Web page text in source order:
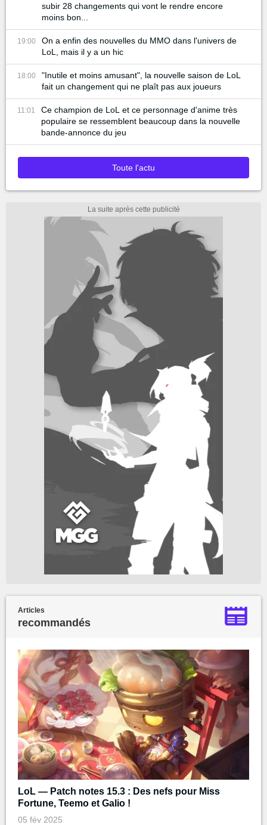
subir 28 changements qui vont le rendre encore
moins bon...
19:00
On a enfin des nouvelles du MMO dans l'univers de
LoL, mais il y a un hic
18:00
"Inutile et moins amusant", la nouvelle saison de LoL
fait un changement qui ne plaît pas aux joueurs
11:01
Ce champion de LoL et ce personnage d'anime très
populaire se ressemblent beaucoup dans la nouvelle
bande-annonce du jeu
Toute l'actu
Articles
recommandés
LoL — Patch notes 15.3 : Des nefs pour Miss
Fortune, Teemo et Galio !
05 fév 2025